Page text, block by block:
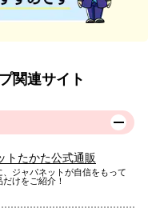
関連サイト
トたかた公式通販
、ジャパネットが自信をもって
けをご紹介！